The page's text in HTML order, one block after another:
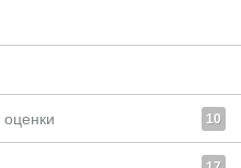
оценки 10